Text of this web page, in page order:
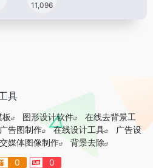
11,096
具
图形设计软件
在线去背景工
告图制作 在线设计工具
广告设
媒体图像制作
背景去除
0 0